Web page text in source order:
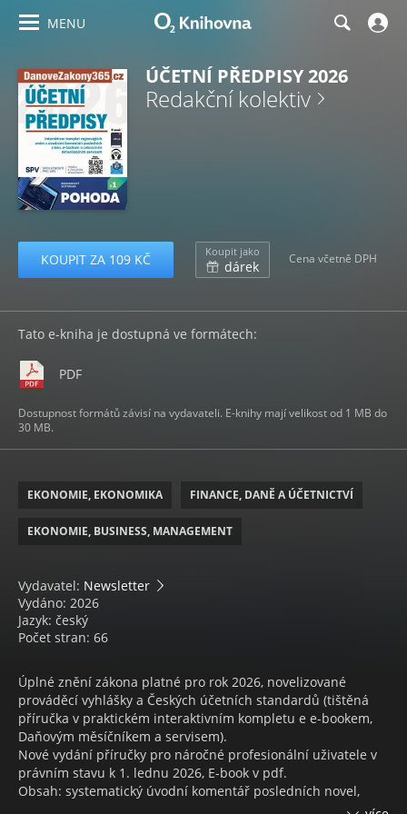
MENU
ÚČETNÍ PŘEDPISY 2026
Redakční kolektiv
KOUPIT ZA 109 KČ Koupit jako
dárek Cena včetně DPH
Tato e-kniha je dostupná ve formátech:
PDF
Dostupnost formátů závisí na vydavateli. E-knihy mají velikost od 1 MB do
30 MB.
EKONOMIE, EKONOMIKA FINANCE, DANĚ A ÚČETNICTVÍ
EKONOMIE, BUSINESS, MANAGEMENT
Vydavatel: Newsletter
Vydáno: 2026
Jazyk: český
Počet stran: 66
Úplné znění zákona platné pro rok 2026, novelizované
prováděcí vyhlášky a Českých účetních standardů (tištěná
příručka v praktickém interaktivním kompletu e e-bookem,
Daňovým měsíčníkem a servisem).
Nové vydání příručky pro náročné profesionální uživatele v
právním stavu k 1. lednu 2026, E-book v pdf.
Obsah: systematický úvodní komentář posledních novel,
texty účetních předpisů pro podnikající účetní jednotky v